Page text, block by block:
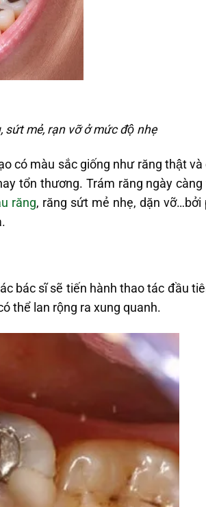
mẻ, rạn vỡ ở mức độ nhẹ
có màu sắc giống như răng thật
tổn thương. Trám răng ngày
răng, răng sứt mẻ nhẹ, dặn
bác sĩ sẽ tiến hành thao tác đầu
thể lan rộng ra xung quanh.